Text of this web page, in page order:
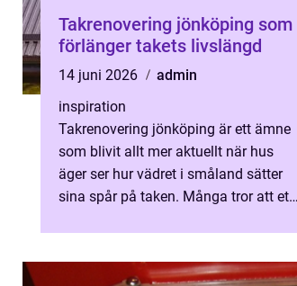
Takrenovering jönköping som
förlänger takets livslängd
14 juni 2026
admin
inspiration
Takrenovering jönköping är ett ämne
som blivit allt mer aktuellt när hus
äger ser hur vädret i småland sätter
sina spår på taken. Många tror att ett